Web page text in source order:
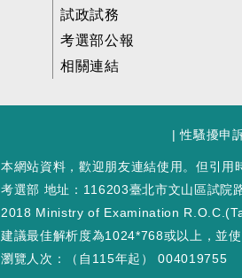
試政試務
考選部公報
相關連結
|性騷擾申
本網站資料，歡迎朋友連結使用。但引用
考選部 地址：116203臺北市文山區試院
2018 Ministry of Examination
建議最佳解析度為1024*768或以上，並
瀏覽人次：（自115年起） 004019755